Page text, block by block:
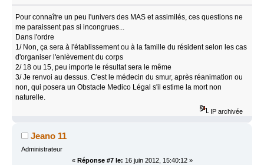
Pour connaître un peu l'univers des MAS et assimilés, ces questions ne
me paraissent pas si incongrues...
Dans l'ordre
1/ Non, ça sera à l'établissement ou à la famille du résident selon les cas
d'organiser l'enlèvement du corps
2/ 18 ou 15, peu importe le résultat sera le même
3/ Je renvoi au dessus. C'est le médecin du smur, après réanimation ou
non, qui posera un Obstacle Medico Légal s'il estime la mort non
naturelle.
IP archivée
Jeano 11
Administrateur
« Réponse #7 le: 16 juin 2012, 15:40:12 »